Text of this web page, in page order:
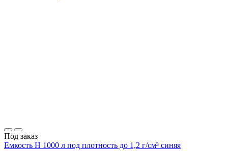
Под заказ
Емкость H 1000 л под плотность до 1,2 г/см³ синяя